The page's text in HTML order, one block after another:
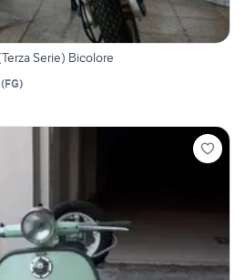
Serie) Bicolore
(FG)